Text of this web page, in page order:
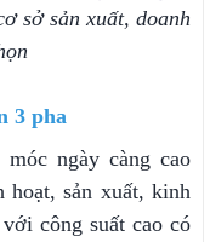
sở sản xuất, doanh
3 pha
ngày càng cao
hoạt, sản xuất, kinh
công suất cao có